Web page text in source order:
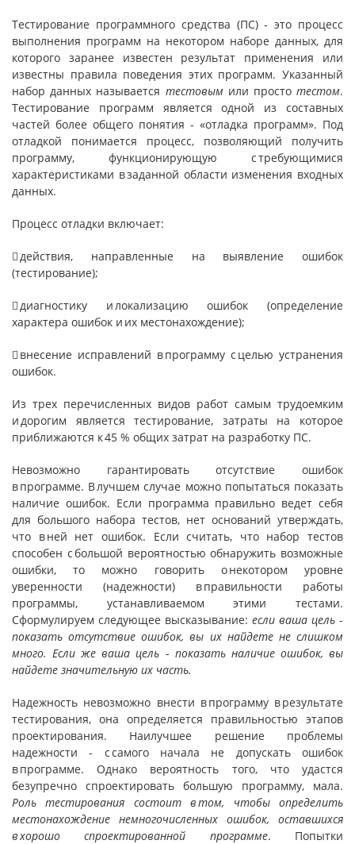
Тестирование программного средства (ПС) - это процесс
выполнения программ на некотором наборе данных, для
которого заранее известен результат применения или
известны правила поведения этих программ. Указанный
набор данных называется тестовымили просто тестом.
Тестирование программ является одной из составных
частей более общего понятия - «отладка программ». Под
отладкой по­нимается процесс, позволяющий получить
программу, функциони­рующую с требующимися
характеристиками в заданной области изменения входных
данных.
Процесс отладки включает:
 действия, направленные на выявление ошибок
(тестирование);
 диагностику и локализацию ошибок (определение
характера ошибок и их местонахождение);
 внесение исправлений в программу с целью устранения
ошибок.
Из трех перечисленных видов работ самым трудоемким
и дорогим является тестирование, затраты на которое
приближаются к 45 % общих затрат на разработку ПС.
Невозможно гарантировать отсутствие ошибок
в программе. В лучшем случае можно попытаться показать
наличие ошибок. Если программа правильно ведет себя
для большого набора тестов, нет оснований утверждать,
что в ней нет ошибок. Если считать, что набор тестов
способен с большой вероятностью обнаружить возможные
ошибки, то можно говорить о некотором уровне
уверенности (надежности) в правильности работы
программы, устанавливаемом этими тестами.
Сформулируем следующее высказывание: если ваша цель -
показать отсутствие ошибок, вы их найдете не слишком
много. Если же ваша цель - показать наличие ошибок, вы
найдете значительную их часть.
Надежность невозможно внести в программу в результате
тестирования, она определяется правильностью этапов
проектирования. Наилучшее решение проблемы
надежности - с самого начала не допускать ошибок
в программе. Однако вероятность того, что удастся
безупречно спроектировать большую программу, мала.
Роль тестирования состоит в том, чтобы определить
местонахождение немногочисленных ошибок, оставшихся
в хорошо спроектированной программе. Попытки